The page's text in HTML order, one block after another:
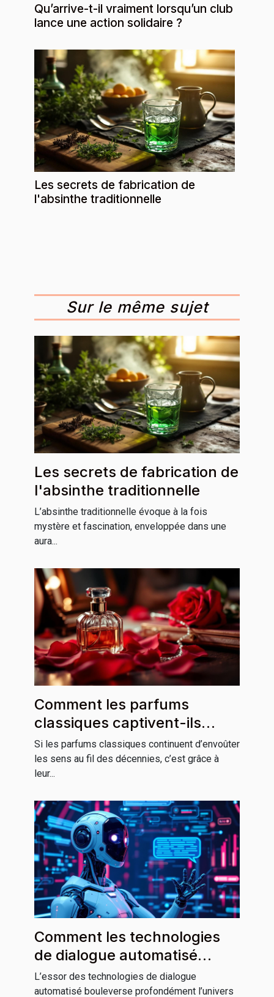
Qu’arrive-t-il vraiment lorsqu’un club
lance une action solidaire ?
Les secrets de fabrication de
l'absinthe traditionnelle
Sur le même sujet
Les secrets de fabrication de
l'absinthe traditionnelle
L’absinthe traditionnelle évoque à la fois
mystère et fascination, enveloppée dans une
aura...
Comment les parfums
classiques captivent-ils
toujours les sens ?
Si les parfums classiques continuent d’envoûter
les sens au fil des décennies, c’est grâce à
leur...
Comment les technologies
de dialogue automatisé
révolutionnent-elles la
communication ?
L’essor des technologies de dialogue
automatisé bouleverse profondément l’univers